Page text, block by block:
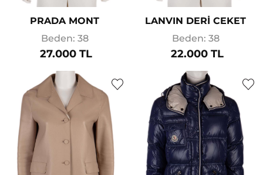
PRADA MONT
Beden: 38
27.000 TL
LANVIN DERİ CEKET
Beden: 38
22.000 TL